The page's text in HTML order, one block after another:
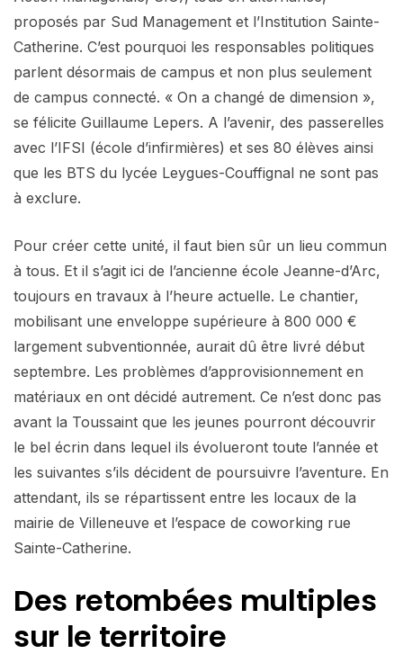
proposés par Sud Management et l’Institution Sainte-
Catherine. C’est pourquoi les responsables politiques
parlent désormais de campus et non plus seulement
de campus connecté. « On a changé de dimension »,
se félicite Guillaume Lepers. A l’avenir, des passerelles
avec l’IFSI (école d’infirmières) et ses 80 élèves ainsi
que les BTS du lycée Leygues-Couffignal ne sont pas
à exclure.
Pour créer cette unité, il faut bien sûr un lieu commun
à tous. Et il s’agit ici de l’ancienne école Jeanne-d’Arc,
toujours en travaux à l’heure actuelle. Le chantier,
mobilisant une enveloppe supérieure à 800 000 €
largement subventionnée, aurait dû être livré début
septembre. Les problèmes d’approvisionnement en
matériaux en ont décidé autrement. Ce n’est donc pas
avant la Toussaint que les jeunes pourront découvrir
le bel écrin dans lequel ils évolueront toute l’année et
les suivantes s’ils décident de poursuivre l’aventure. En
attendant, ils se répartissent entre les locaux de la
mairie de Villeneuve et l’espace de coworking rue
Sainte-Catherine.
Des retombées multiples
sur le territoire